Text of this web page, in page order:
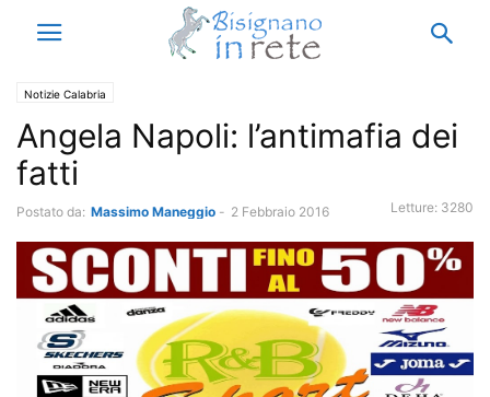
Notizie Calabria
Angela Napoli: l’antimafia dei
fatti
Postato da: Massimo Maneggio - 2 Febbraio 2016 Letture: 3280